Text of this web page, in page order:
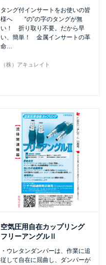
タング付インサートをお使いの皆
様へ “の”の字のタングが無
い！ 折り取り不要。だから早
い、簡単！ 金属インサートの革
命…
（株）アキュレイト
空気圧用自在カップリング
フリーアングルⅡ
・ウレタンダンパーは、作業に追
従して自在に屈曲し、ダンパーが